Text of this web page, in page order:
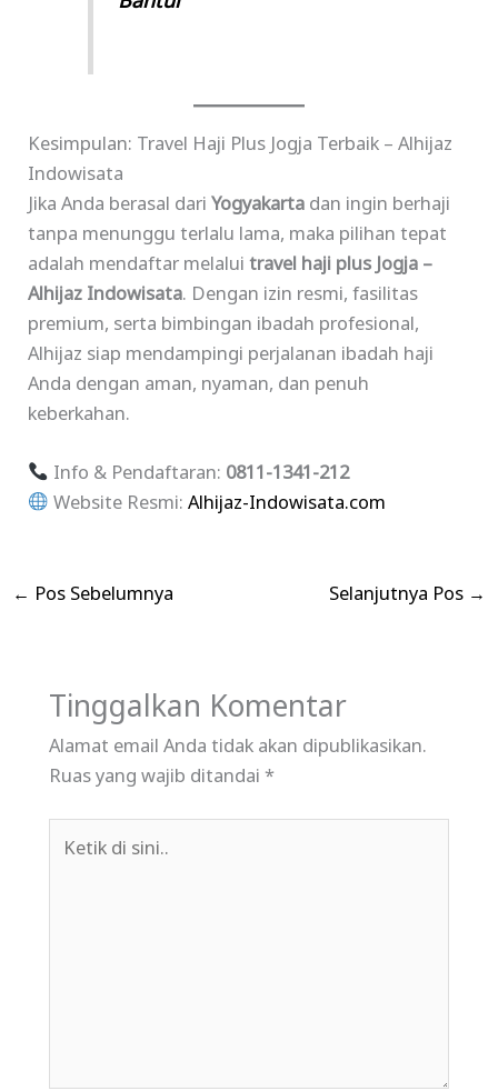
Kesimpulan: Travel Haji Plus Jogja Terbaik – Alhijaz
Indowisata
Jika Anda berasal dariYogyakarta dan ingin berhaji
tanpa menunggu terlalu lama, maka pilihan tepat
adalah mendaftar melaluitravel haji plus Jogja –
Alhijaz Indowisata. Dengan izin resmi, fasilitas
premium, serta bimbingan ibadah profesional,
Alhijaz siap mendampingi perjalanan ibadah haji
Anda dengan aman, nyaman, dan penuh
keberkahan.
Info & Pendaftaran: 0811-1341-212
Website Resmi: Alhijaz-Indowisata.com
← Pos Sebelumnya Selanjutnya Pos →
Tinggalkan Komentar
Alamat email Anda tidak akan dipublikasikan.
Ruas yang wajib ditandai *